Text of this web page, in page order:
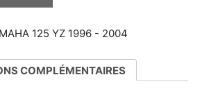
125 YZ 1996 - 2004
COMPLÉMENTAIRES